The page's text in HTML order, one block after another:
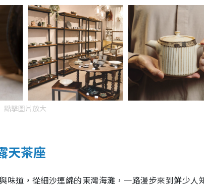
點擊圖片放大
天茶座
味道，從細沙連綿的東灣海灘，一路漫步來到鮮少人